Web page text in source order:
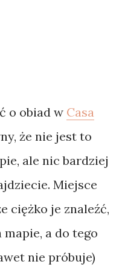
o obiad w Casa
że nie jest to
ale nic bardziej
Miejsce
ciężko je znaleźć,
a do tego
nie próbuje)